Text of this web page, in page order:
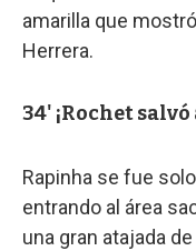
amarilla que
Herrera.
34' ¡Rochet salvó
Rapinha se fue
entrando al área
una gran atajada